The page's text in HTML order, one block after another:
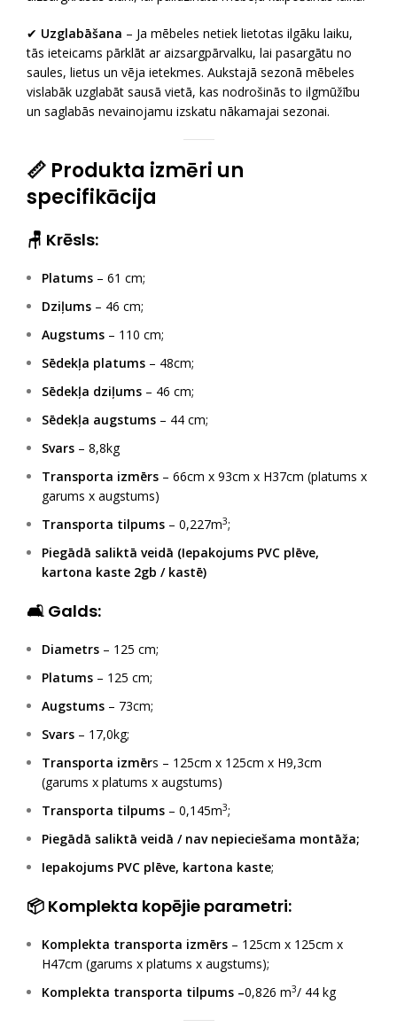
✔ Uzglabāšana – Ja mēbeles netiek lietotas ilgāku laiku,
tās ieteicams pārklāt ar aizsargpārvalku, lai pasargātu no
saules, lietus un vēja ietekmes. Aukstajā sezonā mēbeles
vislabāk uzglabāt sausā vietā, kas nodrošinās to ilgmūžību
un saglabās nevainojamu izskatu nākamajai sezonai.
📏 Produkta izmēri un
specifikācija
🪑 Krēsls:
Platums – 61 cm;
Dziļums – 46 cm;
Augstums – 110 cm;
Sēdekļa platums – 48cm;
Sēdekļa dziļums – 46 cm;
Sēdekļa augstums – 44 cm;
Svars – 8,8kg
Transporta izmērs – 66cm x 93cm x H37cm (platums x
garums x augstums)
Transporta tilpums – 0,227m3;
Piegādā saliktā veidā (Iepakojums PVC plēve,
kartona kaste 2gb / kastē)
🛋 Galds:
Diametrs – 125 cm;
Platums – 125 cm;
Augstums – 73cm;
Svars – 17,0kg;
Transporta izmērs – 125cm x 125cm x H9,3cm
(garums x platums x augstums)
Transporta tilpums – 0,145m3;
Piegādā saliktā veidā / nav nepieciešama montāža;
Iepakojums PVC plēve, kartona kaste;
📦 Komplekta kopējie parametri:
Komplekta transporta izmērs – 125cm x 125cm x
H47cm (garums x platums x augstums);
Komplekta transporta tilpums –0,826 m3/ 44 kg